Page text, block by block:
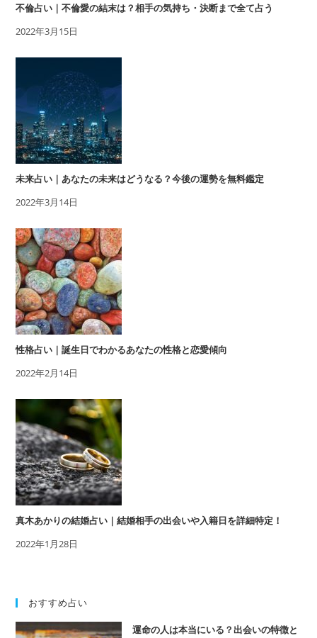
不倫占い｜不倫愛の結末は？相手の気持ち・決断まで全て占う
2022年3月15日
未来占い｜あなたの未来はどうなる？今後の運勢を無料鑑定
2022年3月14日
性格占い｜誕生日でわかるあなたの性格と恋愛傾向
2022年2月14日
真木あかりの結婚占い｜結婚相手の出会いや入籍日を詳細特定！
2022年1月28日
おすすめ占い
運命の人は本当にいる？出会いの特徴と